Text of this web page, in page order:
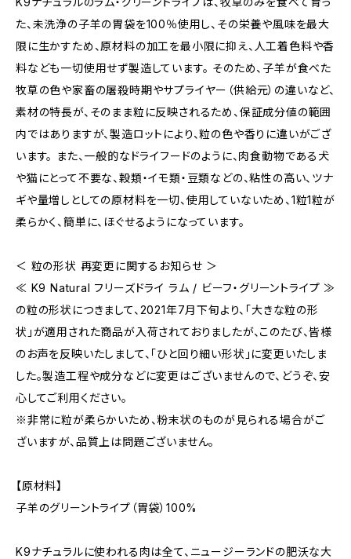
た、未洗浄の子羊の胃袋を100％使用し、その栄養や風味を最大
限に生かすため、原材料の加工を最小限に抑え、人工着色料や香
料なども一切使用せず製造しています。 そのため、子羊が食べた
牧草の色や家畜の屠殺時期やサプライヤー（供給元）の違いなど、
素材の特長が、そのまま粒に反映されるため、保証成分値の範囲
内ではありますが、製造ロットにより、粒の色や香りに違いがござ
います。 また、一般的なドライフードのように、肉食動物である犬
や猫にとって不要な、穀類・イモ類・豆類などの、粘性の高い、ツナ
ギや量増しとしての原材料を一切、使用していないため、1粒1粒が
柔らかく、簡単に、ほぐせるようになっています。
＜ 粒の形状 再変更に関するお知らせ ＞
≪ K9 Natural フリーズドライ ラム / ビーフ・グリーントライプ ≫
の粒の形状につきまして、2021年7月下旬より、「大きな粒の形
状」が適用された商品が入荷されておりましたが、このたび、皆様
のお声を反映いたしまして、「ひと回り細い形状」に変更いたしま
した。製造工程や成分などに変更はございませんので、どうぞ、安
心してご利用ください。
※非常に粒が柔らかいため、粉末状のものが見られる場合がご
ざいますが、品質上は問題ございません。
【原材料】
子羊のグリーントライプ（胃袋）100%
K9ナチュラルに使われる肉は全て、ニュージーランドの肥沃な大